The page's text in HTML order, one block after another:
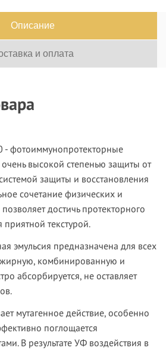
Описание
и оплата
- фотоиммунопротекторные
высокой степенью защиты от
защиты и восстановления
сочетание физических и
достичь протекторного
приятной текстурой.
эмульсия предназначена для всех
комбинированную и
абсорбируется, не оставляет
мутагенное действие, особенно
поглощается
В результате УФ воздействия в